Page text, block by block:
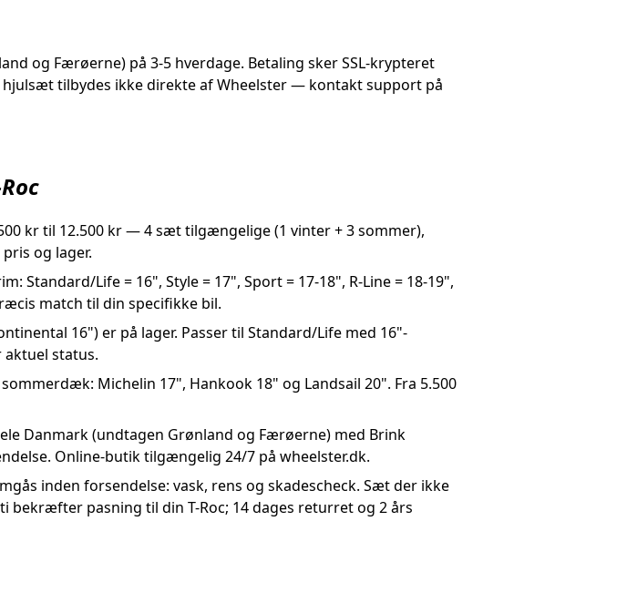
og Færøerne) på 3-5 hverdage. Betaling sker SSL-krypteret
hjulsæt tilbydes ikke direkte af Wheelster — kontakt support på
kr til 12.500 kr — 4 sæt tilgængelige (1 vinter + 3 sommer),
og lager.
Standard/Life = 16", Style = 17", Sport = 17-18", R-Line = 18-19",
match til din specifikke bil.
16") er på lager. Passer til Standard/Life med 16"-
status.
Michelin 17", Hankook 18" og Landsail 20". Fra 5.500
Danmark (undtagen Grønland og Færøerne) med Brink
Online-butik tilgængelig 24/7 på wheelster.dk.
inden forsendelse: vask, rens og skadescheck. Sæt der ikke
pasning til din T-Roc; 14 dages returret og 2 års